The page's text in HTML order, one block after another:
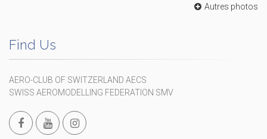
Autres photos
Find Us
AERO-CLUB OF SWITZERLAND AECS
SWISS AEROMODELLING FEDERATION SMV